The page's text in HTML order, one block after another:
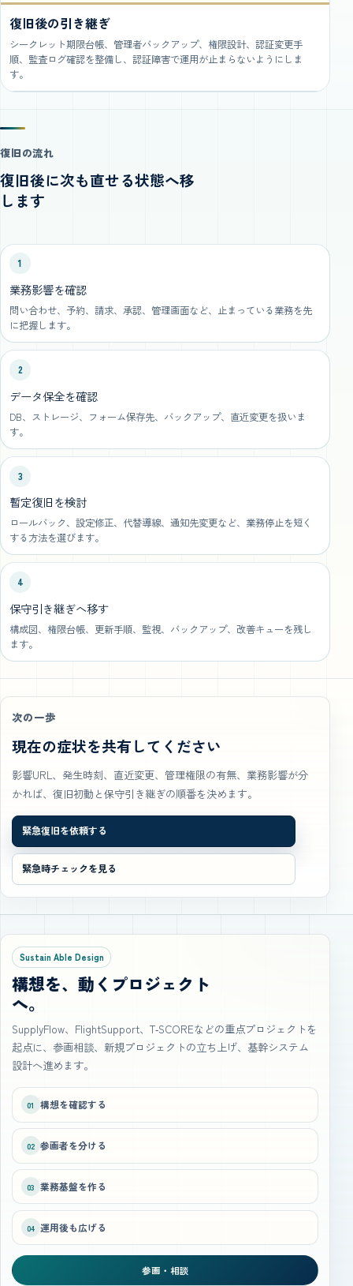
復旧後の引き継ぎ
シークレット期限台帳、管理者バックアップ、権限設計、認証変更手
順、監査ログ確認を整備し、認証障害で運用が止まらないようにしま
す。
復旧の流れ
復旧後に次も直せる状態へ移
します
1
業務影響を確認
問い合わせ、予約、請求、承認、管理画面など、止まっている業務を先
に把握します。
2
データ保全を確認
DB、ストレージ、フォーム保存先、バックアップ、直近変更を扱いま
す。
3
暫定復旧を検討
ロールバック、設定修正、代替導線、通知先変更など、業務停止を短く
する方法を選びます。
4
保守引き継ぎへ移す
構成図、権限台帳、更新手順、監視、バックアップ、改善キューを残し
ます。
次の一歩
現在の症状を共有してください
影響URL、発生時刻、直近変更、管理権限の有無、業務影響が分
かれば、復旧初動と保守引き継ぎの順番を決めます。
緊急復旧を依頼する
緊急時チェックを見る
Sustain Able Design
構想を、動くプロジェクト
へ。
SupplyFlow、FlightSupport、T‑SCOREなどの重点プロジェクトを
起点に、参画相談、新規プロジェクトの立ち上げ、基幹システム
設計へ進めます。
01 構想を確認する
02 参画者を分ける
03 業務基盤を作る
04 運用後も広げる
参画・相談